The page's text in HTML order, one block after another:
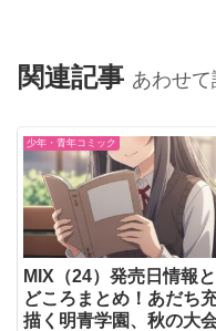
関連記事 あわせ
少年・青年コミック
MIX（24）発売日情報
どころまとめ！あだち
描く明青学園、秋の大